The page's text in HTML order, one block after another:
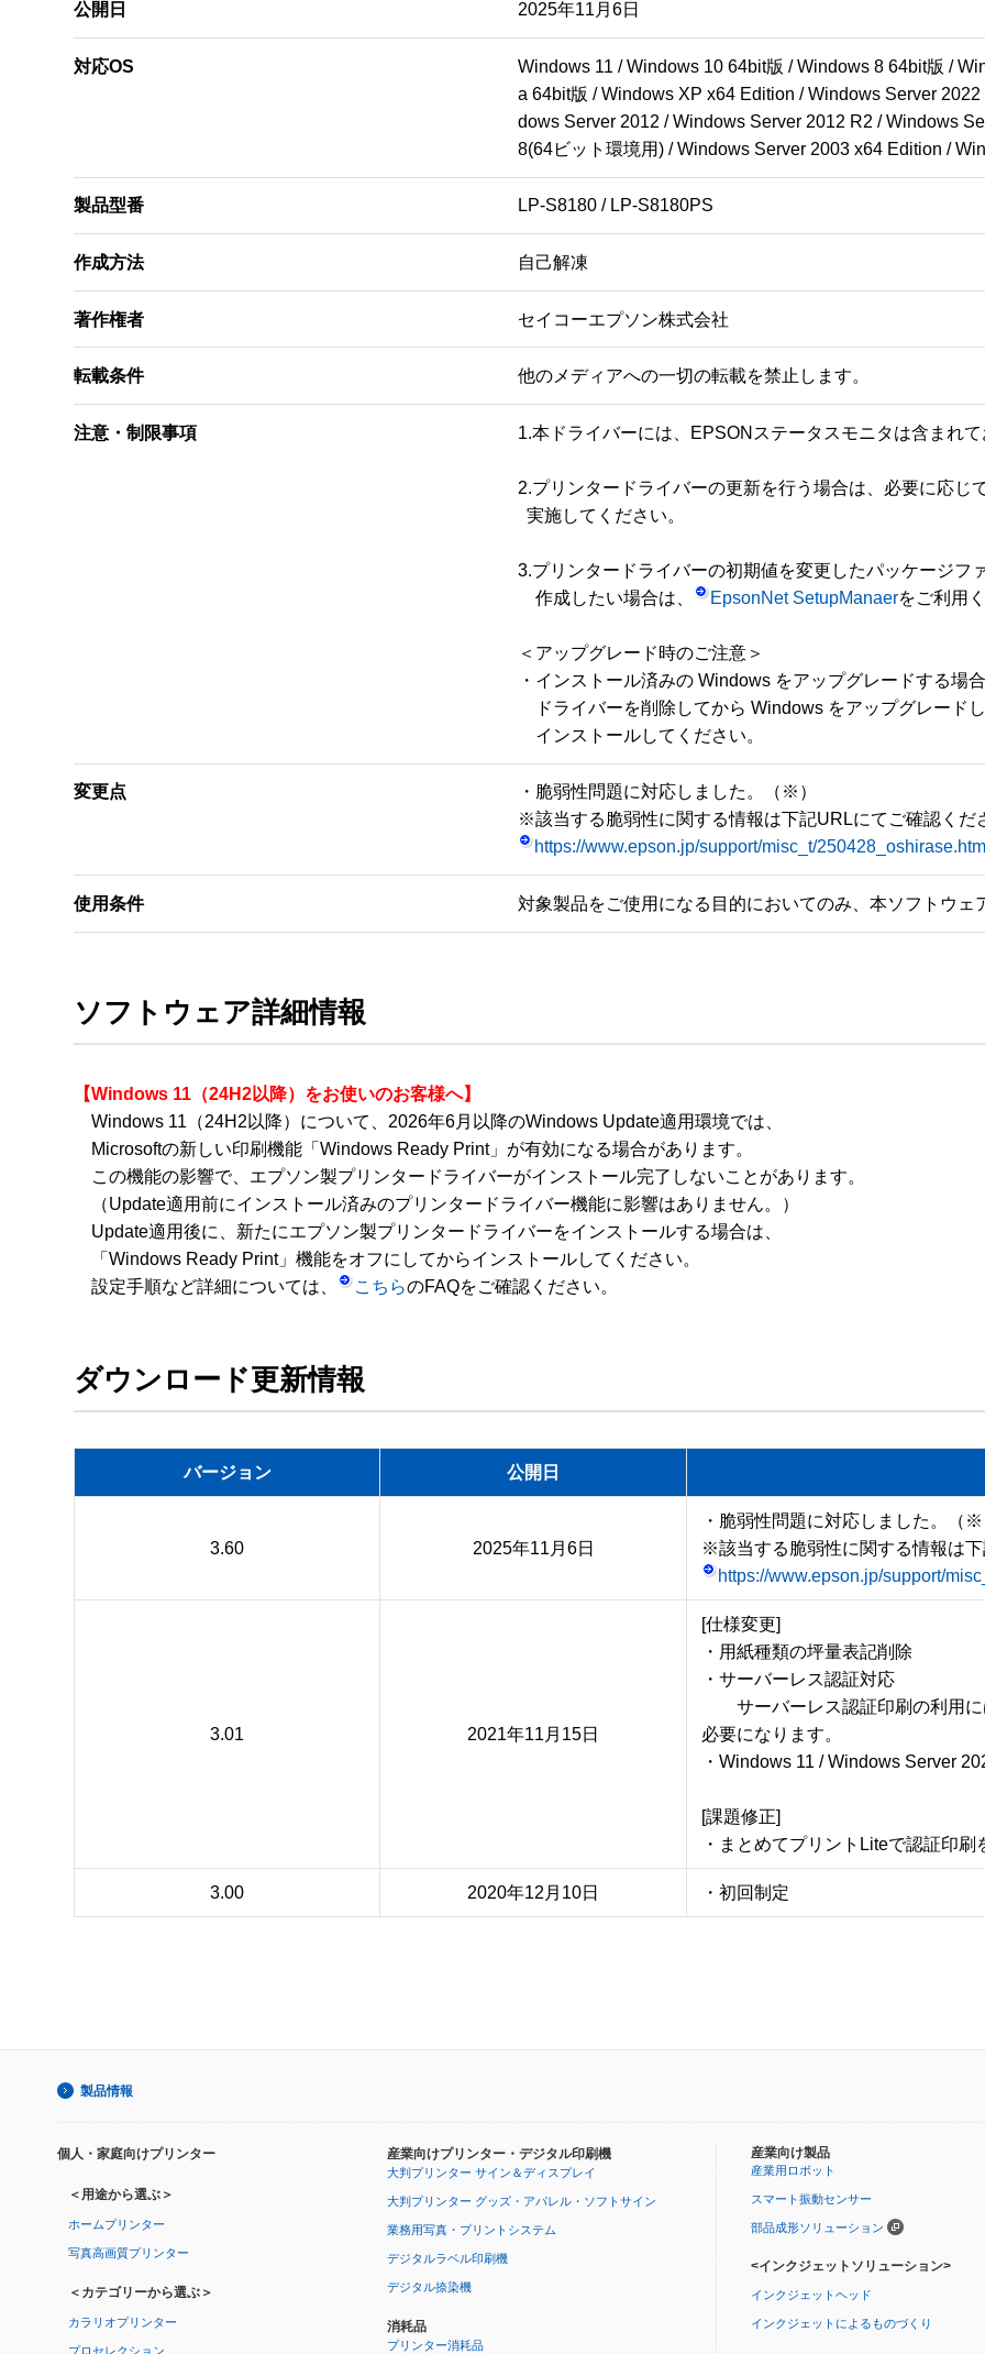
公開日 2025年11月6日
対応OS
Windows 11 / Windows 10 64bit版 / Windows 8 64bit版 /
a 64bit版 / Windows XP x64 Edition / Windows Server
dows Server 2012 / Windows Server 2012 R2 / Windows
8(64ビット環境用) / Windows Server 2003 x64 Edition /
製品型番 LP-S8180 / LP-S8180PS
作成方法 自己解凍
著作権者 セイコーエプソン株式会社
転載条件 他のメディアへの一切の転載を禁止します。
注意・制限事項 1.本ドライバーには、EPSONステータスモニタは含まれて
2.プリンタードライバーの更新を行う場合は、必要に応じ
  実施してください。
3.プリンタードライバーの初期値を変更したパッケージフ
作成したい場合は、
EpsonNet SetupManaerをご利用
＜アップグレード時のご注意＞
・インストール済みの Windows をアップグレードする場
ドライバーを削除してから Windows をアップグレード
変更点
・脆弱性問題に対応しました。（※）
https://www.epson.jp/support/misc_t/250428_oshirase.htm
使用条件 対象製品をご使用になる目的においてのみ、本ソフトウェ
ソフトウェア詳細情報
【Windows 11（24H2以降）をお使いのお客様へ】
Windows 11（24H2以降）について、2026年6月以降のWindows Update適用環境では、
Microsoftの新しい印刷機能「Windows Ready Print」が有効になる場合があります。
この機能の影響で、エプソン製プリンタードライバーがインストール完了しないことがあります。
（Update適用前にインストール済みのプリンタードライバー機能に影響はありません。）
Update適用後に、新たにエプソン製プリンタードライバーをインストールする場合は、
「Windows Ready Print」機能をオフにしてからインストールしてください。
設定手順など詳細については、
こちら
ダウンロード更新情報
バージョン 公開日
3.60 2025年11月6日
・脆弱性問題に対応しました。（※
https://www.epson.jp/support/
3.01 2021年11月15日
[仕様変更]
・用紙種類の坪量表記削除
・サーバーレス認証対応
サーバーレス認証印刷の利用に
必要になります。
・Windows 11 / Windows Server
[課題修正]
3.00 2020年12月10日 ・初回制定
製品情報
個人・家庭向けプリンター
＜用途から選ぶ＞
ホームプリンター
写真高画質プリンター
＜カテゴリーから選ぶ＞
カラリオプリンター
プロセレクション
産業向けプリンター・デジタル印刷機
大判プリンター サイン＆ディスプレイ
大判プリンター グッズ・アパレル・ソフトサイン
業務用写真・プリントシステム
デジタルラベル印刷機
デジタル捺染機
消耗品
プリンター消耗品
産業向け製品
産業用ロボット
スマート振動センサー
部品成形ソリューション
<インクジェットソリューション>
インクジェットヘッド
インクジェットによるものづくり